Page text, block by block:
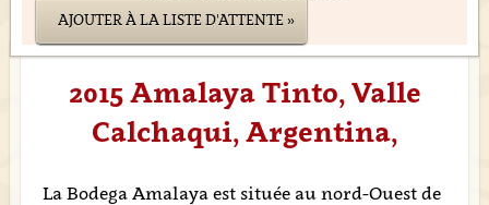
AJOUTER À LA LISTE D'ATTENTE »
2015 Amalaya Tinto, Valle
Calchaqui, Argentina,
La Bodega Amalaya est située au nord-Ouest de